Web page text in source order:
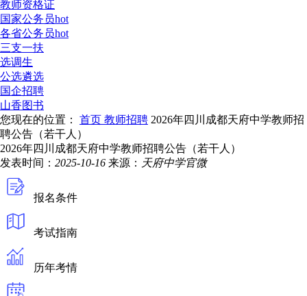
教师资格证
国家公务员hot
各省公务员hot
三支一扶
选调生
公选遴选
国企招聘
山香图书
您现在的位置： 首页 教师招聘 2026年四川成都天府中学教师招
聘公告（若干人）
2026年四川成都天府中学教师招聘公告（若干人）
发表时间： 2025-10-16 来源： 天府中学官微
报名条件
考试指南
历年考情